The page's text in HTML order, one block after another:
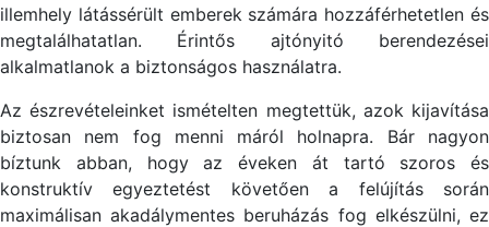
illemhely látássérült emberek számára hozzáférhetetlen és
megtalálhatatlan. Érintős ajtónyitó berendezései
alkalmatlanok a biztonságos használatra.
Az észrevételeinket ismételten megtettük, azok kijavítása
biztosan nem fog menni máról holnapra. Bár nagyon
bíztunk abban, hogy az éveken át tartó szoros és
konstruktív egyeztetést követően a felújítás során
maximálisan akadálymentes beruházás fog elkészülni, ez